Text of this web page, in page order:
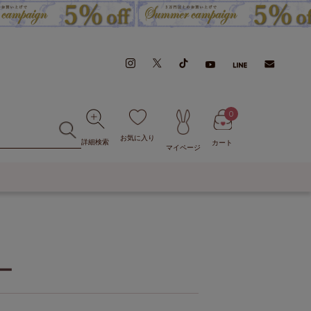
詳細検索
お気に入り
マイページ
カート
0